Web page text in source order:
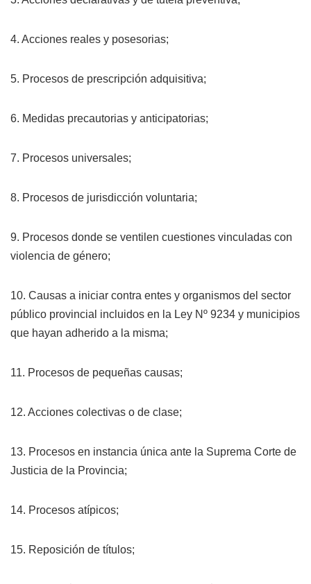
4. Acciones reales y posesorias;
5. Procesos de prescripción adquisitiva;
6. Medidas precautorias y anticipatorias;
7. Procesos universales;
8. Procesos de jurisdicción voluntaria;
9. Procesos donde se ventilen cuestiones vinculadas con
violencia de género;
10. Causas a iniciar contra entes y organismos del sector
público provincial incluidos en la Ley Nº 9234 y municipios
que hayan adherido a la misma;
11. Procesos de pequeñas causas;
12. Acciones colectivas o de clase;
13. Procesos en instancia única ante la Suprema Corte de
Justicia de la Provincia;
14. Procesos atípicos;
15. Reposición de títulos;